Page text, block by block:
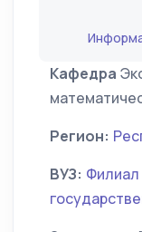
Кафедра
Регион:
ВУЗ: